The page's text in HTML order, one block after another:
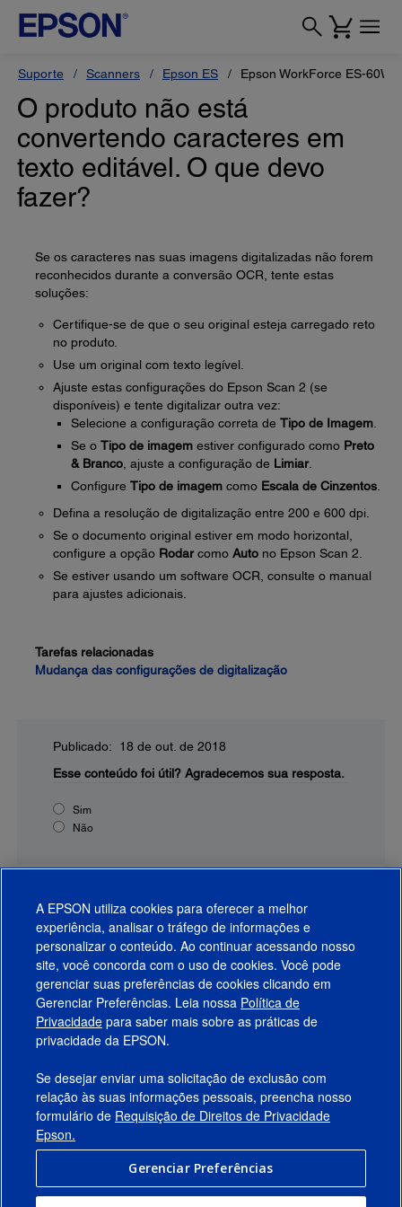
Suporte Scanners Epson ES Epson WorkForce ES-60W
O produto não está
convertendo caracteres em
texto editável. O que devo
fazer?
Se os caracteres nas suas imagens digitalizadas não forem
reconhecidos durante a conversão OCR, tente estas
soluções:
Certifique-se de que o seu original esteja carregado reto
no produto.
Use um original com texto legível.
Ajuste estas configurações do Epson Scan 2 (se
disponíveis) e tente digitalizar outra vez:
Selecione a configuração correta de Tipo de Imagem
Se o Tipo de imagem estiver configurado como Preto
& Branco , ajuste a configuração de Limiar.
Configure Tipo de imagem como Escala de Cinzentos
Defina a resolução de digitalização entre 200 e 600 dpi.
Se o documento original estiver em modo horizontal,
configure a opção Rodarcomo Auto no Epson Scan 2.
Se estiver usando um software OCR, consulte o manual
para ajustes adicionais.
Tarefas relacionadas
Mudança das configurações de digitalização
Publicado: 18 de out. de 2018
Esse conteúdo foi útil? Agradecemos sua resposta.
Sim
Não
Produtos
Suporte
Links Sugeridos
Empresa
Conecte-se com a Epson
A EPSON utiliza cookies para oferecer a melhor
experiência, analisar o tráfego de informações e
personalizar o conteúdo. Ao continuar acessando nosso
site, você concorda com o uso de cookies. Você pode
gerenciar suas preferências de cookies clicando em
Gerenciar Preferências. Leia nossa Política de
Privacidade para saber mais sobre as práticas de
privacidade da EPSON.
Se desejar enviar uma solicitação de exclusão com
relação às suas informações pessoais, preencha nosso
formulário de Requisição de Direitos de Privacidade
Epson.
Gerenciar Preferências